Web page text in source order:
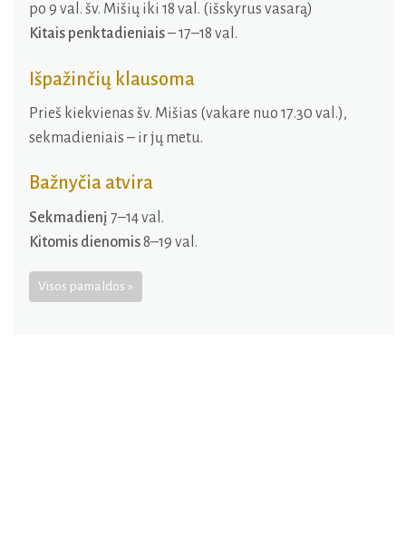
po 9 val. šv. Mišių iki 18 val. (išskyrus vasarą)
Kitais penktadieniais– 17–18 val.
Išpažinčių klausoma
Prieš kiekvienas šv. Mišias (vakare nuo 17.30 val.),
sekmadieniais – ir jų metu.
Bažnyčia atvira
Sekmadienį 7–14 val.
Kitomis dienomis8–19 val.
Visos pamaldos